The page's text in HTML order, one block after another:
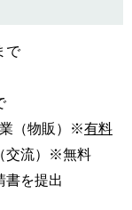
で
（物販）※有料
交流）※無料
書を提出